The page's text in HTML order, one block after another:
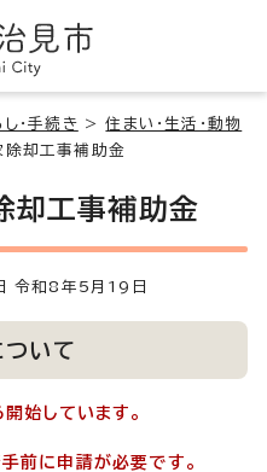
・手続き >住まい・生活・動物
除却工事補助金
却工事補助金
令和8年5月19日
いて
始しています。
前に申請が必要です。